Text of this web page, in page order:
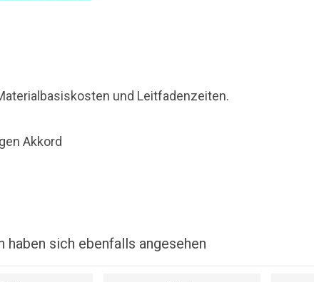
und Leitfadenzeiten.
Akkord
haben sich ebenfalls angesehen